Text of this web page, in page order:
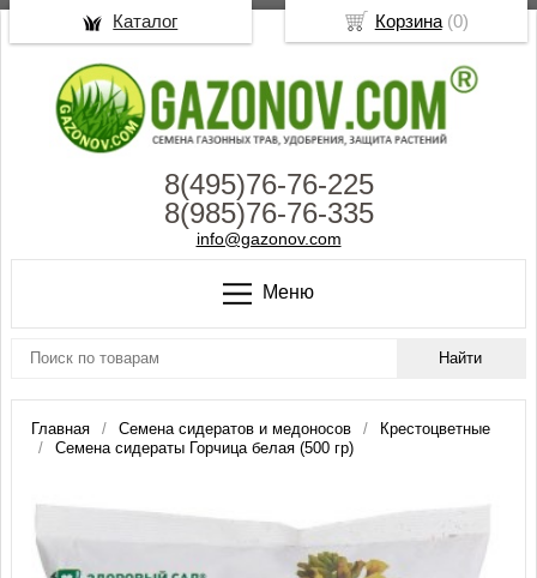
8(495)76-76-225
8(985)76-76-335
info@gazonov.com
Меню
Главная Семена сидератов и медоносов
Крестоцветные
Семена сидераты Горчица белая (500 гр)
Корзина(0)
Каталог